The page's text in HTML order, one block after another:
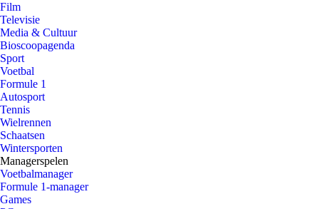
Film
Televisie
Media & Cultuur
Bioscoopagenda
Sport
Voetbal
Formule 1
Autosport
Tennis
Wielrennen
Schaatsen
Wintersporten
Managerspelen
Voetbalmanager
Formule 1-manager
Games